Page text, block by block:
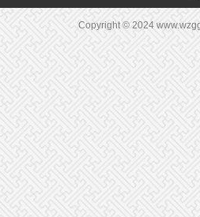
Copyright © 2024